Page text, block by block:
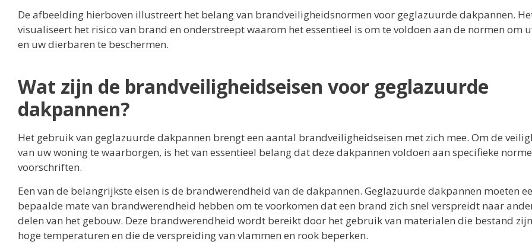
De afbeelding hierboven illustreert het belang van brandveiligheidsnormen voor geglazuurde dakpannen.
visualiseert het risico van brand en onderstreept waarom het essentieel is om te voldoen aan de normen om
en uw dierbaren te beschermen.
Wat zijn de brandveiligheidseisen voor geglazuurde
dakpannen?
Het gebruik van geglazuurde dakpannen brengt een aantal brandveiligheidseisen met zich mee. Om de
van uw woning te waarborgen, is het van essentieel belang dat deze dakpannen voldoen aan specifieke
voorschriften.
Een van de belangrijkste eisen is de brandwerendheid van de dakpannen. Geglazuurde dakpannen moeten
bepaalde mate van brandwerendheid hebben om te voorkomen dat een brand zich snel verspreidt naar
delen van het gebouw. Deze brandwerendheid wordt bereikt door het gebruik van materialen die bestand
hoge temperaturen en die de verspreiding van vlammen en rook beperken.